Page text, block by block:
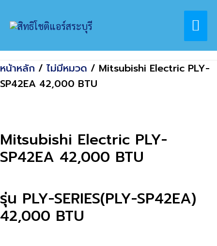
Home
สินค้า
Mitsubishi Electric PLY-SP42EA 42,000
หน้าหลัก / ไม่มีหมวด / Mitsubishi Electric PLY-
SP42EA 42,000 BTU
Mitsubishi Electric PLY-
SP42EA 42,000 BTU
รุ่น PLY-SERIES(PLY-SP42EA)
42,000 BTU